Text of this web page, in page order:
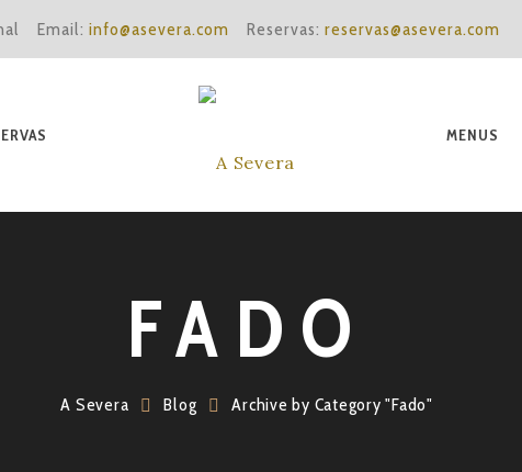
Email: info@asevera.com Reservas: reservas@asevera.com
MENUS
FADO
A Severa Blog Archive by Category "Fado"